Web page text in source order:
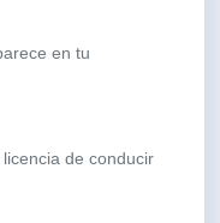
en tu
de conducir